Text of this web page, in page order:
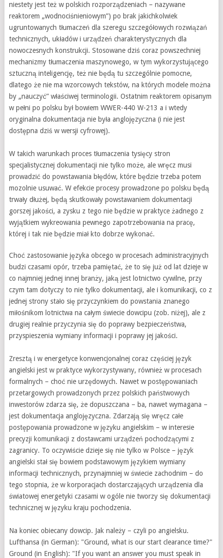
niestety jest też w polskich rozporządzeniach – nazywane
reaktorem „wodnociśnieniowym”) po brak jakichkolwiek
ugruntowanych tłumaczeń dla szeregu szczegółowych rozwiązań
technicznych, układów i urządzeń charakterystycznych dla
nowoczesnych konstrukcji. Stosowane dziś coraz powszechniej
mechanizmy tłumaczenia maszynowego, w tym wykorzystującego
sztuczną inteligencję, też nie będą tu szczególnie pomocne,
dlatego że nie ma wzorcowych tekstów, na których modele można
by „nauczyć” właściwej terminologii. Ostatnim reaktorem opisanym
w pełni po polsku był bowiem WWER-440 W-213 a i wtedy
oryginalna dokumentacja nie była anglojęzyczna (i nie jest
dostępna dziś w wersji cyfrowej).
W takich warunkach proces tłumaczenia tysięcy stron
specjalistycznej dokumentacji nie tylko może, ale wręcz musi
prowadzić do powstawania błędów, które będzie trzeba potem
mozolnie usuwać. W efekcie procesy prowadzone po polsku będą
trwały dłużej, będą skutkowały powstawaniem dokumentacji
gorszej jakości, a zysku z tego nie będzie w praktyce żadnego z
wyjątkiem wykreowania pewnego zapotrzebowania na pracę,
której i tak nie będzie miał kto dobrze wykonać.
Choć zastosowanie języka obcego w procesach administracyjnych
budzi czasami opór, trzeba pamiętać, że to się już od lat dzieje w
co najmniej jednej innej branży, jaką jest lotnictwo cywilne, przy
czym tam dotyczy to nie tylko dokumentacji, ale i komunikacji, co z
jednej strony stało się przyczynkiem do powstania znanego
miłośnikom lotnictwa na całym świecie dowcipu (zob. niżej), ale z
drugiej realnie przyczynia się do poprawy bezpieczeństwa,
przyspieszenia wymiany informacji i poprawy jej jakości.
Zresztą i w energetyce konwencjonalnej coraz częściej język
angielski jest w praktyce wykorzystywany, również w procesach
formalnych – choć nie urzędowych. Nawet w postępowaniach
przetargowych prowadzonych przez polskich państwowych
inwestorów zdarza się, że dopuszczana – ba, nawet wymagana –
jest dokumentacja anglojęzyczna. Zdarzają się wręcz całe
postępowania prowadzone w języku angielskim – w interesie
precyzji komunikacji z dostawcami urządzeń pochodzącymi z
zagranicy. To oczywiście dzieje się nie tylko w Polsce – język
angielski stał się bowiem podstawowym językiem wymiany
informacji technicznych, przynajmniej w świecie zachodnim – do
tego stopnia, że w korporacjach dostarczających urządzenia dla
światowej energetyki czasami w ogóle nie tworzy się dokumentacji
technicznej w języku kraju pochodzenia.
Na koniec obiecany dowcip. Jak należy – czyli po angielsku.
Lufthansa (in German): "Ground, what is our start clearance time?"
Ground (in English): "If you want an answer you must speak in